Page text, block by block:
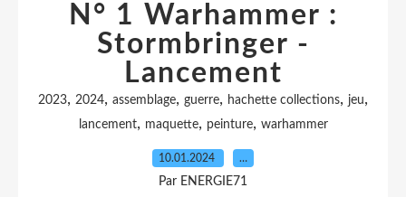
N° 1 Warhammer :
Stormbringer -
Lancement
2023, 2024, assemblage, guerre, hachette collections, jeu,
lancement, maquette, peinture, warhammer
10.01.2024 …
Par ENERGIE71